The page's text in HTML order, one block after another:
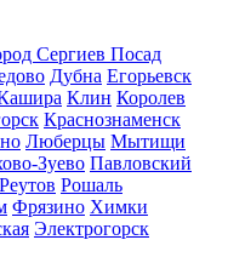
Сергиев Посад
Дубна Егорьевск
Клин Королев
Краснознаменск
Люберцы Мытищи
Зуево Павловский
Реутов Рошаль
Фрязино Химки
Электрогорск